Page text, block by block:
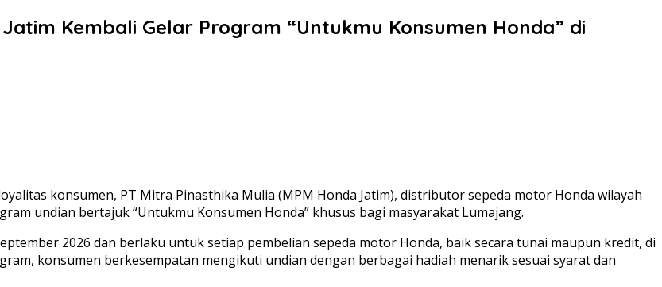
Kembali Gelar Program “Untukmu Konsumen Honda” di
konsumen, PT Mitra Pinasthika Mulia (MPM Honda Jatim), distributor sepeda motor Honda wilayah
undian bertajuk “Untukmu Konsumen Honda” khusus bagi masyarakat Lumajang.
2026 dan berlaku untuk setiap pembelian sepeda motor Honda, baik secara tunai maupun kredit, di
konsumen berkesempatan mengikuti undian dengan berbagai hadiah menarik sesuai syarat dan